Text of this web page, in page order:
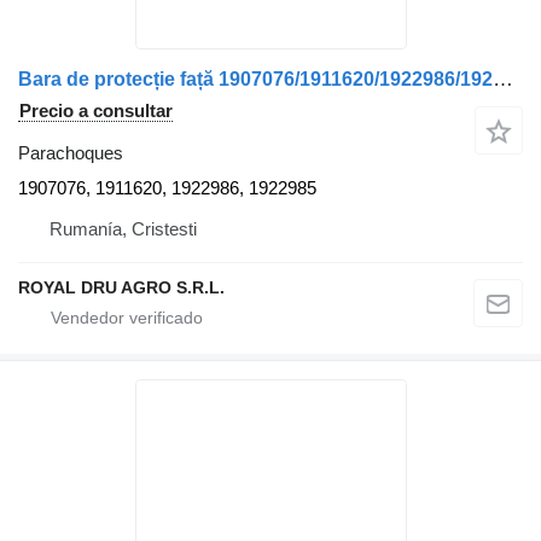
Bara de protecție față 1907076/1911620/1922986/1922985 parachoques para DAF 1907076/1911620/1922986/1922985 camión
Precio a consultar
Parachoques
1907076, 1911620, 1922986, 1922985
Rumanía, Cristesti
ROYAL DRU AGRO S.R.L.